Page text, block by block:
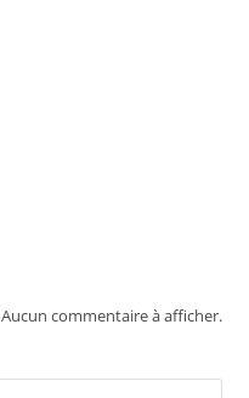
Aucun commentaire à afficher.